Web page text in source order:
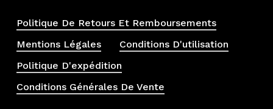
Politique De Retours Et Remboursements
Mentions Légales
Conditions D'utilisation
Politique D'expédition
Conditions Générales De Vente